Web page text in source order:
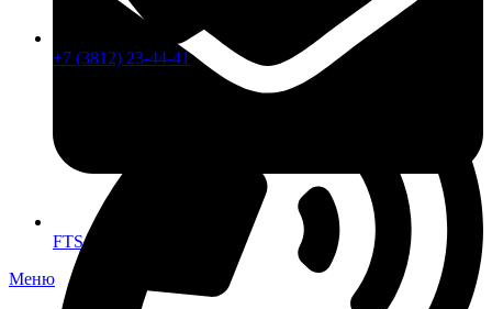
FTS-omsk@mail.ru
Меню
+7 (3812) 23-44-41